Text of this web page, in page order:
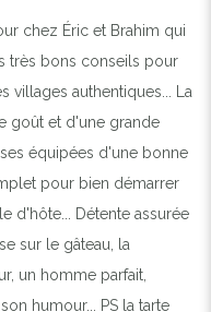
chez Éric et Brahim qui
très bons conseils pour
villages authentiques... La
goût et d'une grande
équipées d'une bonne
pour bien démarrer
d'hôte... Détente assurée
sur le gâteau, la
un homme parfait,
humour... PS la tarte